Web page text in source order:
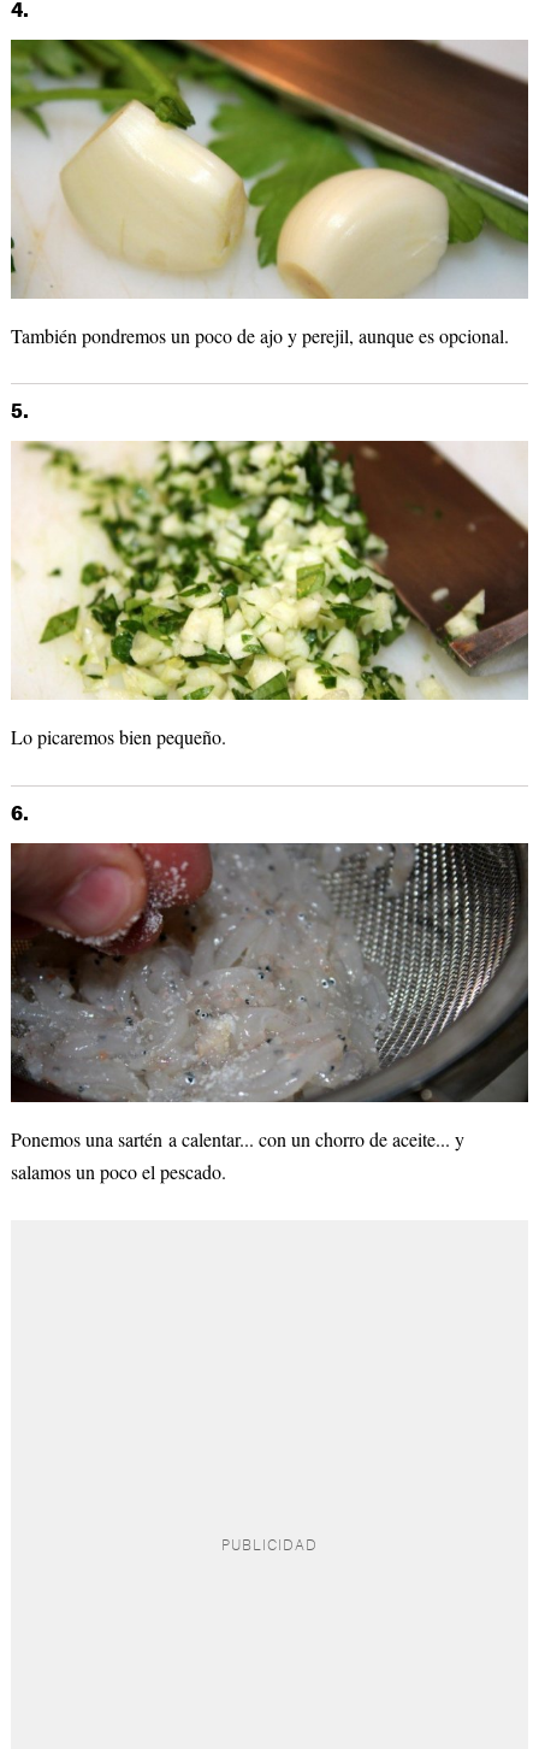
4.
También pondremos un poco de ajo y perejil, aunque es opcional.
5.
Lo picaremos bien pequeño.
6.
Ponemos una sartén a calentar... con un chorro de aceite... y
salamos un poco el pescado.